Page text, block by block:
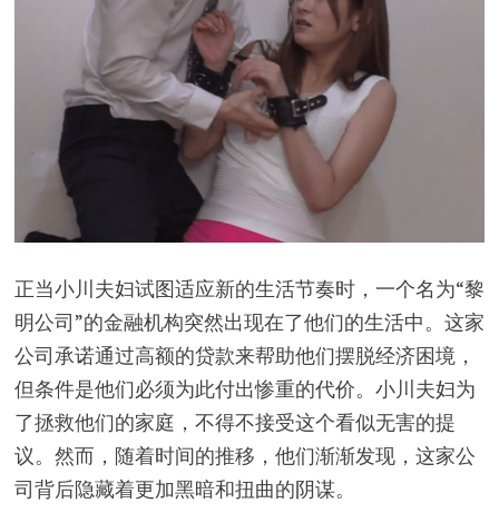
正当小川夫妇试图适应新的生活节奏时，一个名为“黎
明公司”的金融机构突然出现在了他们的生活中。这家
公司承诺通过高额的贷款来帮助他们摆脱经济困境，
但条件是他们必须为此付出惨重的代价。小川夫妇为
了拯救他们的家庭，不得不接受这个看似无害的提
议。然而，随着时间的推移，他们渐渐发现，这家公
司背后隐藏着更加黑暗和扭曲的阴谋。